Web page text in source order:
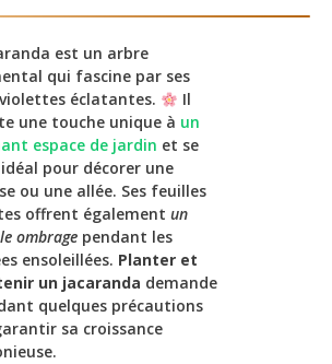
est un arbre
qui fascine par ses
éclatantes.
Il
une touche unique à un
espace de jardin et se
pour décorer une
ou une allée. Ses feuilles
offrent également un
ombrage pendant les
ensoleillées. Planter et
un jacaranda demande
quelques précautions
sa croissance